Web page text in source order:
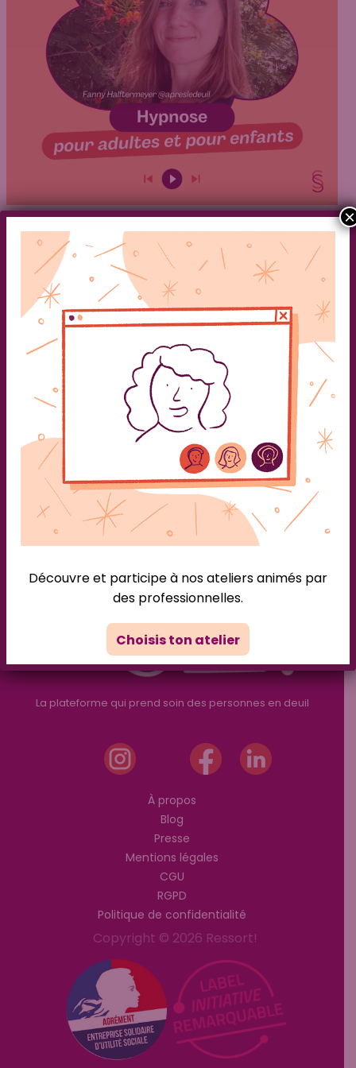
Articles, Ressources pratiques Témoignages
Découvre notre nouvelle ressource
audio sur l’hypnose pour les
endeuillé.e.s par Fanny
Caroline
Découvre notre nouvelle ressource audio sur
l’hypnose pour les personnes en deuil par Fanny. Nous
sommes ravies d’annoncer la sortie de notre toute
nouvelle ressource audio sur RESSORT!, la plateforme
dédiée à prendre soin des personnes endeuillées.
Cette ressource exclusive est maintenant disponible
pour tous nos membres. Pour y accéder, il te suffit
de t’inscrire […]
La plateforme qui prend soin des personnes en deuil
À propos
Blog
Presse
Mentions légales
CGU
RGPD
Politique de confidentialité
Copyright © 2026 Ressort!
Découvre et participe à nos ateliers animés par
des professionnelles.
Choisis ton atelier
×